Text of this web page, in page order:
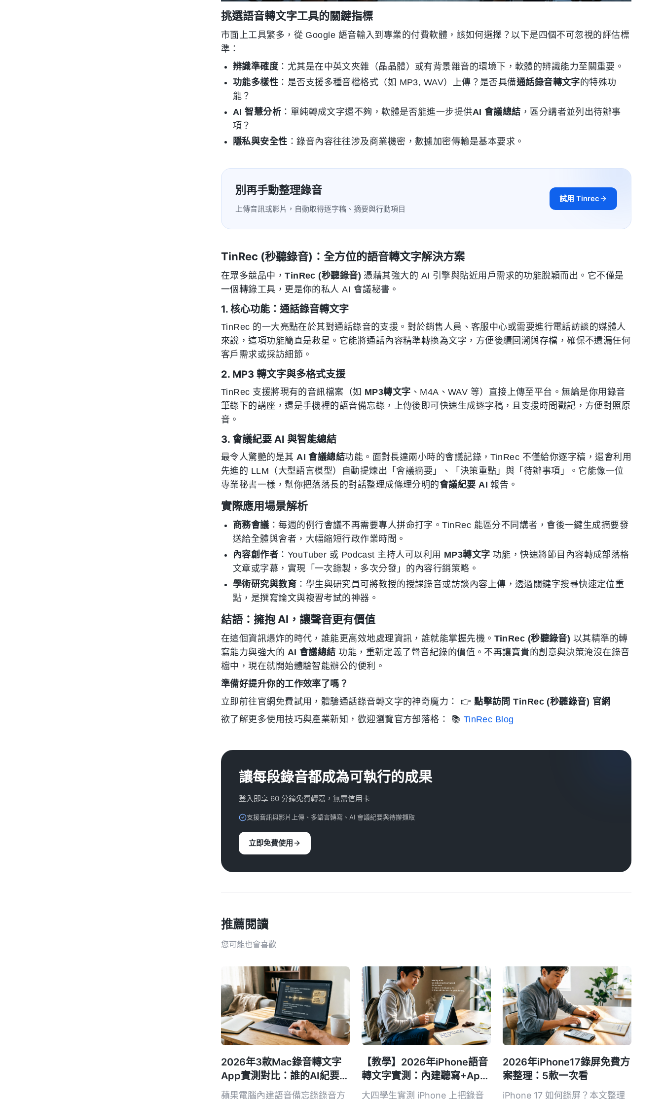
挑選語音轉文字工具的關鍵指標
市面上工具繁多，從 Google 語音輸入到專業的付費軟體，該如何選擇？以下是四個不可忽視的評估標
準：
辨識準確度 ：尤其是在中英文夾雜（晶晶體）或有背景雜音的環境下，軟體的辨識能力至關重要。
功能多樣性 ：是否支援多種音檔格式（如 MP3, WAV）上傳？是否具備通話錄音轉文字的特殊功
能？
AI 智慧分析 ：單純轉成文字還不夠，軟體是否能進一步提供AI 會議總結 ，區分講者並列出待辦事
項？
隱私與安全性 ：錄音內容往往涉及商業機密，數據加密傳輸是基本要求。
別再手動整理錄音
上傳音訊或影片，自動取得逐字稿、摘要與行動項目
試用 Tinrec
TinRec (秒聽錄音)：全方位的語音轉文字解決方案
在眾多競品中，TinRec (秒聽錄音) 憑藉其強大的 AI 引擎與貼近用戶需求的功能脫穎而出。它不僅是
一個轉錄工具，更是你的私人 AI 會議秘書。
1. 核心功能：通話錄音轉文字
TinRec 的一大亮點在於其對通話錄音的支援。對於銷售人員、客服中心或需要進行電話訪談的媒體人
來說，這項功能簡直是救星。它能將通話內容精準轉換為文字，方便後續回溯與存檔，確保不遺漏任何
客戶需求或採訪細節。
2. MP3 轉文字與多格式支援
TinRec 支援將現有的音訊檔案（如 MP3轉文字 、M4A、WAV 等）直接上傳至平台。無論是你用錄音
筆錄下的講座，還是手機裡的語音備忘錄，上傳後即可快速生成逐字稿，且支援時間戳記，方便對照原
音。
3. 會議紀要 AI 與智能總結
最令人驚艷的是其AI 會議總結功能。面對長達兩小時的會議記錄，TinRec 不僅給你逐字稿，還會利用
先進的 LLM（大型語言模型）自動提煉出「會議摘要」、「決策重點」與「待辦事項」。它能像一位
專業秘書一樣，幫你把落落長的對話整理成條理分明的會議紀要 AI 報告。
實際應用場景解析
商務會議 ：每週的例行會議不再需要專人拼命打字。TinRec 能區分不同講者，會後一鍵生成摘要發
送給全體與會者，大幅縮短行政作業時間。
內容創作者 ：YouTuber 或 Podcast 主持人可以利用 MP3轉文字 功能，快速將節目內容轉成部落格
文章或字幕，實現「一次錄製，多次分發」的內容行銷策略。
學術研究與教育 ：學生與研究員可將教授的授課錄音或訪談內容上傳，透過關鍵字搜尋快速定位重
點，是撰寫論文與複習考試的神器。
結語：擁抱 AI，讓聲音更有價值
在這個資訊爆炸的時代，誰能更高效地處理資訊，誰就能掌握先機。 TinRec (秒聽錄音) 以其精準的轉
寫能力與強大的 AI 會議總結 功能，重新定義了聲音紀錄的價值。不再讓寶貴的創意與決策淹沒在錄音
檔中，現在就開始體驗智能辦公的便利。
準備好提升你的工作效率了嗎？
立即前往官網免費試用，體驗通話錄音轉文字的神奇魔力： 👉 點擊訪問 TinRec (秒聽錄音) 官網
欲了解更多使用技巧與產業新知，歡迎瀏覽官方部落格： 📚 TinRec Blog
讓每段錄音都成為可執行的成果
登入即享 60 分鐘免費轉寫，無需信用卡
支援音訊與影片上傳、多語言轉寫、AI 會議紀要與待辦擷取
立即免費使用
推薦閱讀
您可能也會喜歡
2026年3款Mac錄音轉文字
App實測對比：誰的AI紀要真
的能省時間？
蘋果電腦內建語音備忘錄錄音方
【教學】2026年iPhone語音
轉文字實測：內建聽寫+App
對比，這款AI問答讓筆記整理
大四學生實測 iPhone 上把錄音
2026年iPhone17錄屏免費方
案整理：5款一次看
iPhone 17 如何錄屏？本文整理